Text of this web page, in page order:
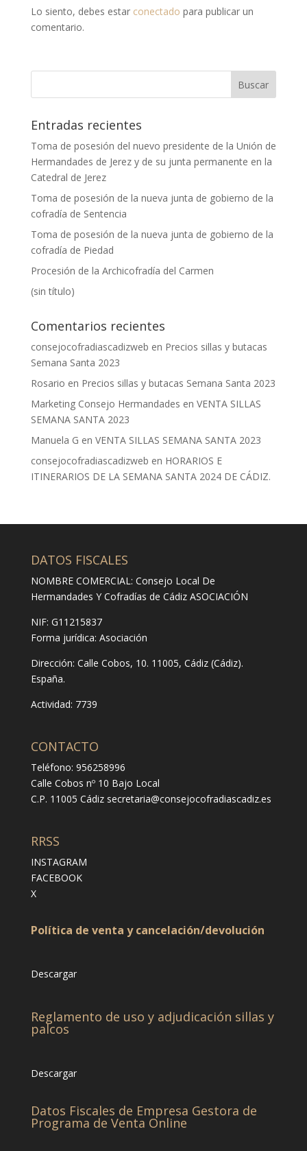
Lo siento, debes estar conectado para publicar un
comentario.
Entradas recientes
Toma de posesión del nuevo presidente de la Unión de
Hermandades de Jerez y de su junta permanente en la
Catedral de Jerez
Toma de posesión de la nueva junta de gobierno de la
cofradía de Sentencia
Toma de posesión de la nueva junta de gobierno de la
cofradía de Piedad
Procesión de la Archicofradía del Carmen
(sin título)
Comentarios recientes
consejocofradiascadizweb en Precios sillas y butacas
Semana Santa 2023
Rosario en Precios sillas y butacas Semana Santa 2023
Marketing Consejo Hermandades en VENTA SILLAS
SEMANA SANTA 2023
Manuela G en VENTA SILLAS SEMANA SANTA 2023
consejocofradiascadizweb en HORARIOS E
ITINERARIOS DE LA SEMANA SANTA 2024 DE CÁDIZ.
DATOS FISCALES
NOMBRE COMERCIAL: Consejo Local De
Hermandades Y Cofradías de Cádiz ASOCIACIÓN
NIF: G11215837
Forma jurídica: Asociación
Dirección: Calle Cobos, 10. 11005, Cádiz (Cádiz).
España.
Actividad: 7739
CONTACTO
Teléfono: 956258996
Calle Cobos nº 10 Bajo Local
C.P. 11005 Cádiz secretaria@consejocofradiascadiz.es
RRSS
INSTAGRAM
FACEBOOK
X
Política de venta y cancelación/devolución
Descargar
Reglamento de uso y adjudicación sillas y
palcos
Descargar
Datos Fiscales de Empresa Gestora de
Programa de Venta Online